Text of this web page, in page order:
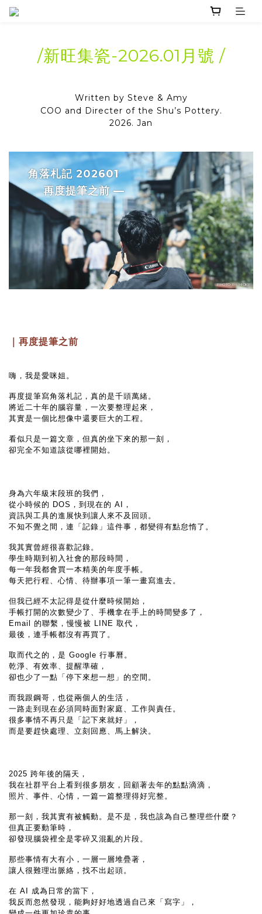
/新旺集瓷-2026.01月號 /
Written by Steve & Amy
COO and Directer of the Shu’s Pottery.
2026. Jan
角落札記 202601
再度提筆之前 —
PHOTO BY MICKY
｜再度提筆之前
嗨，我是愛咪姐。
再度提筆寫角落札記，真的是千頭萬緒。
將近二十年的腦容量，一次要整理起來，
其實是一個比想像中還要巨大的工程。
看似只是一篇文章，但真的坐下來的那一刻，
卻完全不知道該從哪裡開始。
身為六年級末段班的我們，
從小時候的 DOS，到現在的 AI，
資訊與工具的進展快到讓人來不及回頭。
不知不覺之間，連「記錄」這件事，都變得有點怠惰了。
我其實曾經很喜歡記錄。
學生時期到初入社會的那段時間，
每一年我都會買一本精美的年度手帳。
每天把行程、心情、待辦事項一筆一畫寫進去。
但我已經不太記得是從什麼時候開始，
手帳打開的次數變少了、手機拿在手上的時間變多了，
Email 的聯繫，慢慢被 LINE 取代，
最後，連手帳都沒有再買了。
取而代之的，是 Google 行事曆。
乾淨、有效率、提醒準確，
卻也少了一點「停下來想一想」的空間。
而我跟鋼哥，也從兩個人的生活，
一路走到現在必須同時面對家庭、工作與責任。
很多事情不再只是「記下來就好」，
而是要趕快處理、立刻回應、馬上解決。
2025 跨年後的隔天，
我在社群平台上看到很多朋友，回顧著去年的點點滴滴，
照片、事件、心情，一篇一篇整理得好完整。
那一刻，我其實有被觸動。是不是，我也該為自己整理些什麼？
但真正要動筆時，
卻發現腦袋裡全是零碎又混亂的片段。
那些事情有大有小，一層一層堆疊著，
讓人很難理出脈絡，找不出起頭。
在 AI 成為日常的當下，
我反而忽然發現，能夠好好地透過自己來「寫字」，